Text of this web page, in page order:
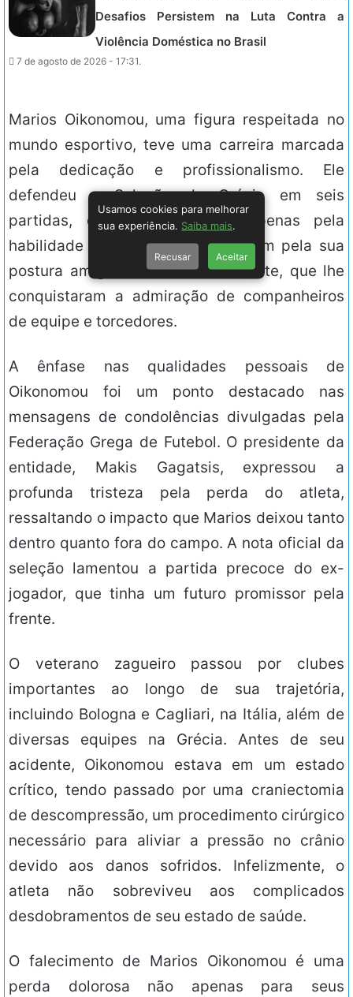
Desafios Persistem na Luta Contra a
Violência Doméstica no Brasil
7 de agosto de 2026 - 17:31.
Marios Oikonomou, uma figura respeitada no
mundo esportivo, teve uma carreira marcada
pela dedicação e profissionalismo. Ele
defendeu a Seleção da Grécia em seis
partidas, destacando-se não apenas pela
habilidade em campo, mas também pela sua
postura amigável e sorriso cativante, que lhe
conquistaram a admiração de companheiros
de equipe e torcedores.
A ênfase nas qualidades pessoais de
Oikonomou foi um ponto destacado nas
mensagens de condolências divulgadas pela
Federação Grega de Futebol. O presidente da
entidade, Makis Gagatsis, expressou a
profunda tristeza pela perda do atleta,
ressaltando o impacto que Marios deixou tanto
dentro quanto fora do campo. A nota oficial da
seleção lamentou a partida precoce do ex-
jogador, que tinha um futuro promissor pela
frente.
O veterano zagueiro passou por clubes
importantes ao longo de sua trajetória,
incluindo Bologna e Cagliari, na Itália, além de
diversas equipes na Grécia. Antes de seu
acidente, Oikonomou estava em um estado
crítico, tendo passado por uma craniectomia
de descompressão, um procedimento cirúrgico
necessário para aliviar a pressão no crânio
devido aos danos sofridos. Infelizmente, o
atleta não sobreviveu aos complicados
desdobramentos de seu estado de saúde.
O falecimento de Marios Oikonomou é uma
perda dolorosa não apenas para seus
Usamos cookies para melhorar
sua experiência. Saiba mais.
Recusar Aceitar